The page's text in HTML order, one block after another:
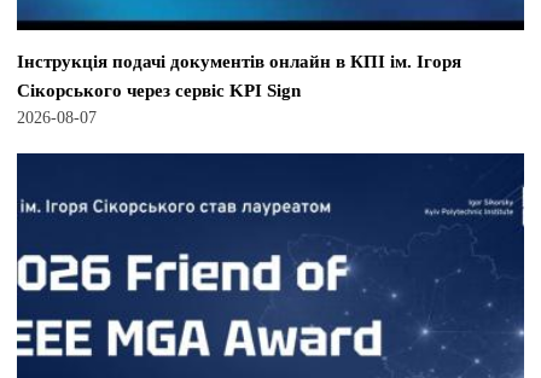
Інструкція подачі документів онлайн в КПІ ім. Ігоря
Сікорського через сервіс KPI Sign
2026-08-07